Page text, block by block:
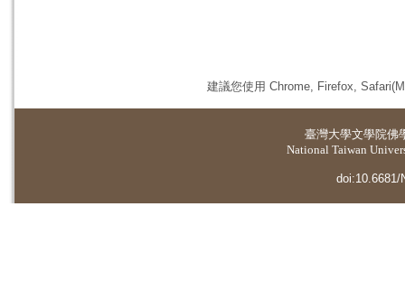
建議您使用 Chrome, Firefox,
臺灣大學文學院佛
National Taiwan
doi:10.6681/